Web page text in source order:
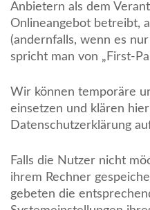
Anbietern als dem
Onlineangebot betreibt,
(andernfalls, wenn es
spricht man von „First-
Wir können temporäre
einsetzen und klären
Datenschutzerklärung
Falls die Nutzer nicht
ihrem Rechner
gebeten die